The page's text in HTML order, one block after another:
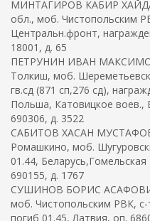
МИНТАГИРОВ КАБИР
обл., моб. Чистопольским
Центральн.фронт,
18001, д. 65
ПЕТРУНИН ИВАН
Толкиш, моб.
гв.сд (871 сп,276 сд),
Польша, Катовицкое воев.,
690306, д. 3522
САБИТОВ ХАСАН
Ромашкино, моб.
01.44,
690155, д. 1767
СУШИНОВ БОРИС
моб. Чистопольским РВК, с-
погиб 01.45, Латвия, оп.